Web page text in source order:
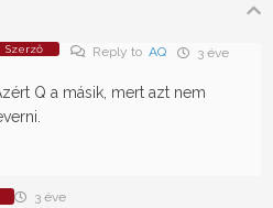
Szerző Reply toAQ 3 éve
Q a másik, mert azt nem
3 éve